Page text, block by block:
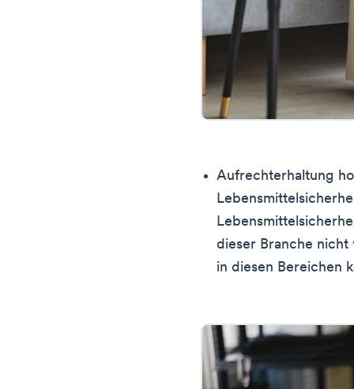
Aufrechterhaltung
dieser Branche nicht
in diesen Bereichen